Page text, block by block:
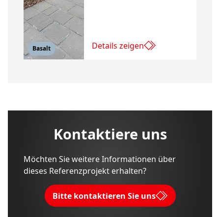
Basalt Details zeigen
Kontaktiere uns
Möchten Sie weitere Informationen über
dieses Referenzprojekt erhalten?
Bitte kontaktieren Sie uns